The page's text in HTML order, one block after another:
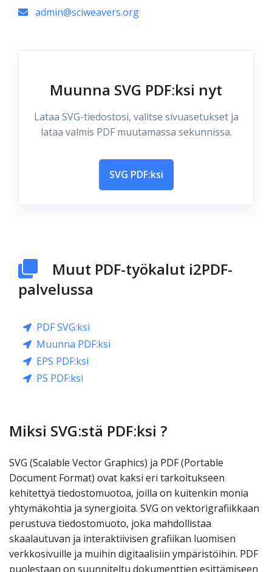
admin@sciweavers.org
Muunna SVG PDF:ksi nyt
Lataa SVG-tiedostosi, valitse sivuasetukset ja
lataa valmis PDF muutamassa sekunnissa.
SVG PDF:ksi
Muut PDF-työkalut i2PDF-
palvelussa
PDF SVG:ksi
Muunna PDF:ksi
EPS PDF:ksi
PS PDF:ksi
Miksi SVG:stä PDF:ksi ?
SVG (Scalable Vector Graphics) ja PDF (Portable
Document Format) ovat kaksi eri tarkoitukseen
kehitettyä tiedostomuotoa, joilla on kuitenkin monia
yhtymäkohtia ja synergioita. SVG on vektorigrafiikkaan
perustuva tiedostomuoto, joka mahdollistaa
skaalautuvan ja interaktiivisen grafiikan luomisen
verkkosivuille ja muihin digitaalisiin ympäristöihin. PDF
puolestaan on suunniteltu dokumenttien esittämiseen